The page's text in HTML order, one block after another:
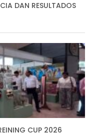
DAN RESULTADOS
CUP 2026